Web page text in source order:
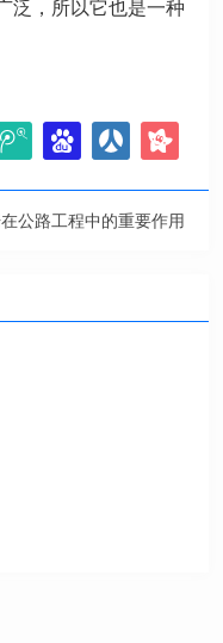
泛，所以它也是一种
公路工程中的重要作用